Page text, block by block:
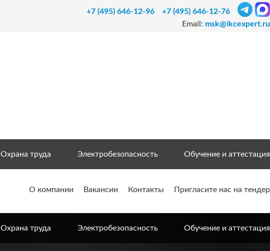
+7 (495) 646-12-96
+7 (495) 646-12-76
Email: msk@ikcexpert.ru
Охрана труда Электробезопасность Обучение и аттестация
О компании Вакансии Контакты Пригласите нас на тендер
Охрана труда Электробезопасность Обучение и аттестация